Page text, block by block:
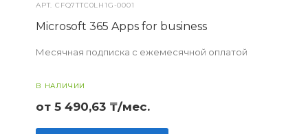
АРТ.CFQ7TTC0LH1G-0001
Microsoft 365 Apps for business
Месячная подписка с ежемесячной оплатой
В НАЛИЧИИ
от 5 490,63 ₸/мес.